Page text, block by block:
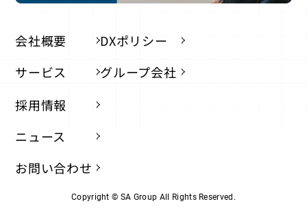
会社概要
サービス
DXポリシー
グループ会社
採用情報
ニュース
お問い合わせ
Copyright © SA Group All Rights Reserved.